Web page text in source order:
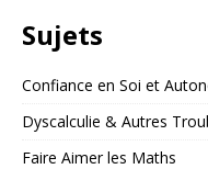
Sujets
Confiance en Soi et
Dyscalculie & Autres
Faire Aimer les Maths